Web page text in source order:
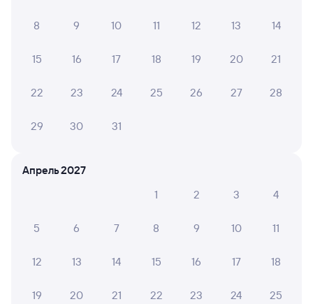
8 9 10 11 12 13 14
15 16 17 18 19 20 21
22 23 24 25 26 27 28
29 30 31
Апрель 2027
1
2 3 4
5 6 7 8 9 10 11
12 13 14 15 16 17 18
19 20 21 22 23 24 25